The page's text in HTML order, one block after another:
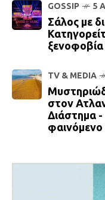
GOSSIP 5
Σάλος με
ξενοφοβία
TV & MEDIA
στον
Διάστημα -
φαινόμενο